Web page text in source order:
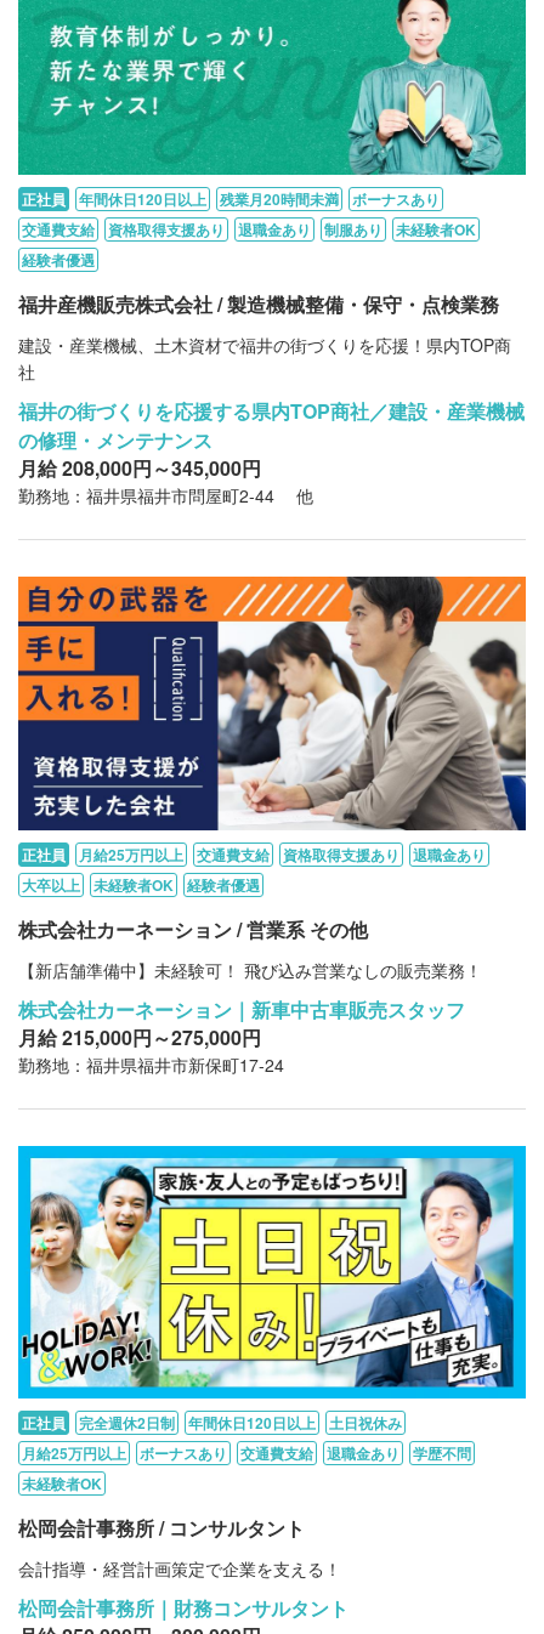
正社員 年間休日120日以上 残業月20時間未満
ボーナスあり
交通費支給
資格取得支援あり 退職金あり 制服あり
未経験者OK
経験者優遇
福井産機販売株式会社 / 製造機械整備・保守・点検業務
建設・産業機械、土木資材で福井の街づくりを応援！県内TOP商
社
福井の街づくりを応援する県内TOP商社／建設・産業機械
の修理・メンテナンス
月給 208,000円～345,000円
勤務地：福井県福井市問屋町2-44 他
正社員 月給25万円以上 交通費支給 資格取得支援あり
退職金あり
大卒以上
未経験者OK 経験者優遇
株式会社カーネーション / 営業系 その他
【新店舗準備中】未経験可！ 飛び込み営業なしの販売業務！
株式会社カーネーション｜新車中古車販売スタッフ
月給 215,000円～275,000円
勤務地：福井県福井市新保町17-24
正社員 完全週休2日制 年間休日120日以上
土日祝休み
月給25万円以上
ボーナスあり 交通費支給 退職金あり
学歴不問
未経験者OK
松岡会計事務所 / コンサルタント
会計指導・経営計画策定で企業を支える！
松岡会計事務所｜財務コンサルタント